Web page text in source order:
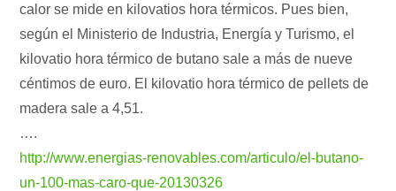
calor se mide en kilovatios hora térmicos. Pues bien,
según el Ministerio de Industria, Energía y Turismo, el
kilovatio hora térmico de butano sale a más de nueve
céntimos de euro. El kilovatio hora térmico de pellets de
madera sale a 4,51.
….
http://www.energias-renovables.com/articulo/el-butano-
un-100-mas-caro-que-20130326